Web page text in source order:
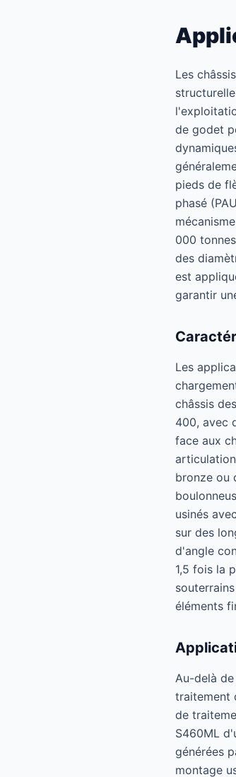
Les
de godet
pieds de
phasé
000
des
est
garantir
Les
châssis
400, avec
face aux
bronze ou
usinés
sur des
d'angle
1,5 fois la
éléments
Au-delà
traitement
de
S460ML
générées
montage